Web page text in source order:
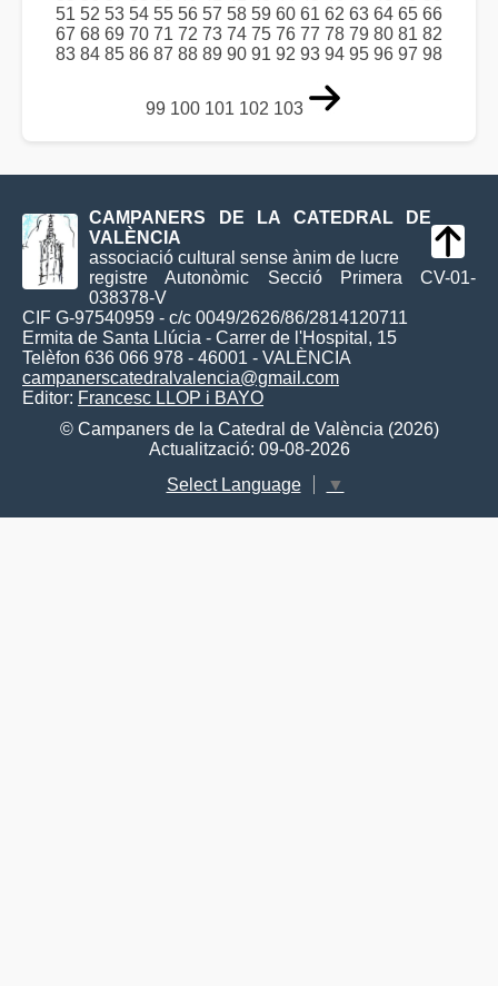
51 52 53 54 55 56 57 58 59 60 61 62 63 64 65 66
67 68 69 70 71 72 73 74 75 76 77 78 79 80 81 82
83 84 85 86 87 88 89 90 91 92 93 94 95 96 97 98
99 100 101 102 103
CAMPANERS DE LA CATEDRAL DE
VALÈNCIA
associació cultural sense ànim de lucre
registre Autonòmic Secció Primera CV-01-
038378-V
CIF G-97540959 - c/c 0049/2626/86/2814120711
Ermita de Santa Llúcia - Carrer de l'Hospital, 15
Telèfon 636 066 978 - 46001 - VALÈNCIA
campanerscatedralvalencia@gmail.com
Editor: Francesc LLOP i BAYO
© Campaners de la Catedral de València (2026)
Actualització: 09-08-2026
Select Language
▼